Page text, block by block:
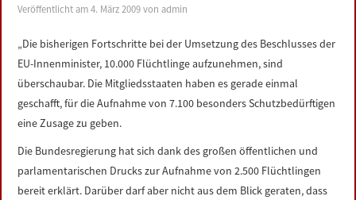
DATENSCHUTZERKLÄRUNG
IMPRESSUM
Veröffentlicht am4. März 2009 vonadmin
„Die bisherigen Fortschritte bei der Umsetzung des Beschlusses der
EU-Innenminister, 10.000 Flüchtlinge aufzunehmen, sind
überschaubar. Die Mitgliedsstaaten haben es gerade einmal
geschafft, für die Aufnahme von 7.100 besonders Schutzbedürftigen
eine Zusage zu geben.
Die Bundesregierung hat sich dank des großen öffentlichen und
parlamentarischen Drucks zur Aufnahme von 2.500 Flüchtlingen
bereit erklärt. Darüber darf aber nicht aus dem Blick geraten, dass